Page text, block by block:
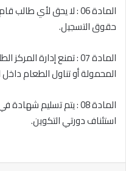
المادة 06 : لا يحق
حقوق التسجيل.
المادة 07 : تمنع إدارة
المحمولة أو تناول الطعام
المادة 08 : يتم تسليم
استئناف دورتي التكوين.